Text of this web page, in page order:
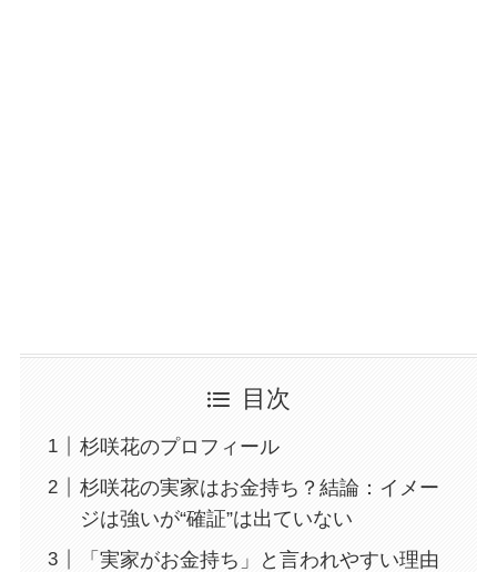
目次
杉咲花のプロフィール
杉咲花の実家はお金持ち？結論：イメー
ジは強いが“確証”は出ていない
「実家がお金持ち」と言われやすい理由